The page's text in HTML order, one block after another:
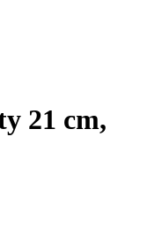
21 cm,